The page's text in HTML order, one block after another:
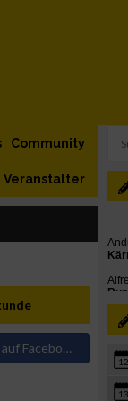
Community
Veranstalter
teilen
12
13